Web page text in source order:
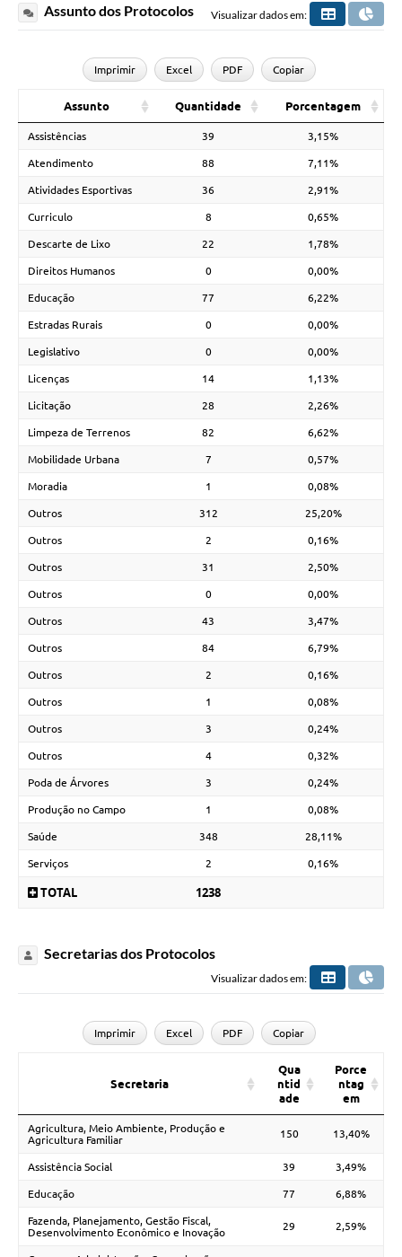
Assunto dos Protocolos Visualizar dados em:
Imprimir Excel PDF Copiar
Assunto Quantidade Porcentagem
Assistências 39 3,15%
Atendimento 88 7,11%
Atividades Esportivas 36 2,91%
Curriculo 8 0,65%
Descarte de Lixo 22 1,78%
Direitos Humanos 0 0,00%
Educação 77 6,22%
Estradas Rurais 0 0,00%
Legislativo 0 0,00%
Licenças 14 1,13%
Licitação 28 2,26%
Limpeza de Terrenos 82 6,62%
Mobilidade Urbana 7 0,57%
Moradia 1 0,08%
Outros 312 25,20%
Outros 2 0,16%
Outros 31 2,50%
Outros 0 0,00%
Outros 43 3,47%
Outros 84 6,79%
Outros 2 0,16%
Outros 1 0,08%
Outros 3 0,24%
Outros 4 0,32%
Poda de Árvores 3 0,24%
Produção no Campo 1 0,08%
Saúde 348 28,11%
Serviços 2 0,16%
TOTAL 1238
Secretarias dos Protocolos
Visualizar dados em:
Imprimir Excel PDF Copiar
Secretaria
Qua
ntid
ade
Porce
ntag
em
Agricultura, Meio Ambiente, Produção e
Agricultura Familiar
150 13,40%
Assistência Social 39 3,49%
Educação 77 6,88%
Fazenda, Planejamento, Gestão Fiscal,
Desenvolvimento Econômico e Inovação
29 2,59%